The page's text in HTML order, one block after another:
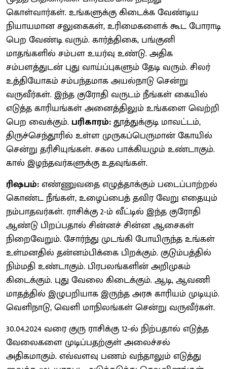
கொள்வார்கள். உங்களுக்கு கிடைக்க வேண்டிய
நியாயமான சலுகைகள், உரிமைகளைக் கூட போராடி
பெற வேண்டி வரும். கார்த்திகை, பங்குனி
மாதங்களில் சம்பள உயர்வு உண்டு. அதிக
சம்பளத்துடன் புது வாய்ப்புகளும் தேடி வரும். சிலர்
உத்தியோகம் சம்பந்தமாக அயல்நாடு சென்று
வருவீர்கள். இந்த குரோதி வருடம் நீங்கள் கையில்
எடுத்த காரியங்கள் அனைத்திலும் உங்களை வெற்றி
பெற வைக்கும். பரிகாரம்:தூத்துக்குடி மாவட்டம்,
திருச்செந்தூரில் உள்ள முருகப்பெருமான் கோயில்
சென்று தரிசியுங்கள். சகல பாக்கியமும் உண்டாகும்.
கால் இழந்தவர்களுக்கு உதவுங்கள்.
ரிஷபம்:எண்ணுவதை எழுத்தாக்கும் படைப்பாற்றல்
கொண்ட நீங்கள், உழைப்பைத் தவிர வேறு எதையும்
நம்பாதவர்கள். ராசிக்கு 2-ம் வீட்டில் இந்த குரோதி
ஆண்டு பிறப்பதால் சின்னச் சின்ன ஆசைகள்
நிறைவேறும். சோர்ந்து முடங்கி போயிருந்த உங்கள்
உள்மனதில் தன்னம்பிக்கை பிறக்கும். குடும்பத்தில்
நிம்மதி உண்டாகும். பிரபலங்களின் அறிமுகம்
கிடைக்கும். புது வேலை கிடைக்கும். ஆடி, ஆவணி
மாதத்தில் இழுபறியாக இருந்த அரசு காரியம் முடியும்.
வெளிநாடு, வெளி மாநிலங்கள் சென்று வருவீர்கள்.
30.04.2024 வரை குரு ராசிக்கு 12-ல் நிற்பதால் எடுத்த
வேலைகளை முடிப்பதற்குள் அலைச்சல்
அதிகமாகும். எவ்வளவு பணம் வந்தாலும் எடுத்து